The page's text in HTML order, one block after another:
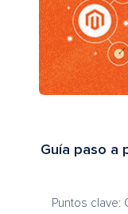
Guía paso a
Puntos